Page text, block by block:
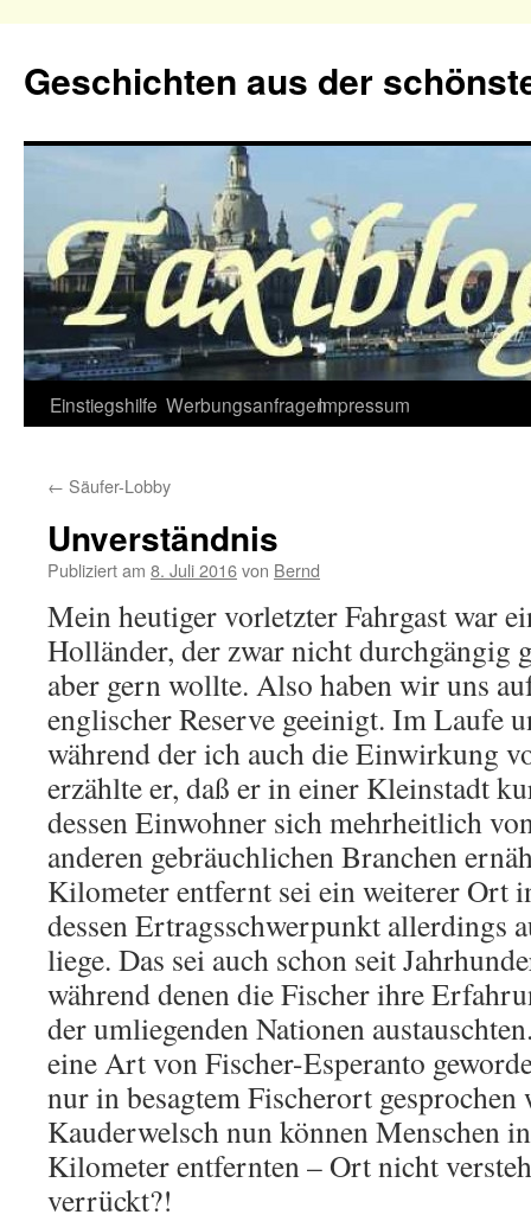
Geschichten aus der
Zum
springen
Einstiegshilfe WerbungsanfragenImpressum
← Säufer-Lobby
Unverständnis
Publiziert am 8. Juli 2016von Bernd
Mein heutiger vorletzter Fahrgast war
Holländer, der zwar nicht durchgängig
aber gern wollte. Also haben wir uns
englischer Reserve geeinigt. Im Laufe
während der ich auch die Einwirkung
erzählte er, daß er in einer Kleinstadt
dessen Einwohner sich mehrheitlich
anderen gebräuchlichen Branchen
Kilometer entfernt sei ein weiterer Ort
dessen Ertragsschwerpunkt allerdings
liege. Das sei auch schon seit
während denen die Fischer ihre
der umliegenden Nationen
eine Art von Fischer-Esperanto
nur in besagtem Fischerort gesprochen
Kauderwelsch nun können Menschen
Kilometer entfernten – Ort nicht
verrückt?!